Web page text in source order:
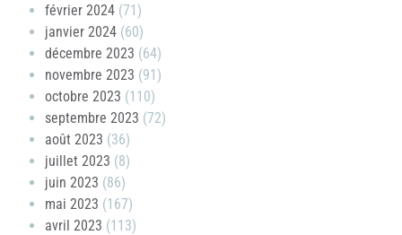
février 2024 (71)
janvier 2024 (60)
décembre 2023 (64)
novembre 2023 (91)
octobre 2023 (110)
septembre 2023 (72)
août 2023 (36)
juillet 2023 (8)
juin 2023 (86)
mai 2023 (167)
avril 2023 (113)